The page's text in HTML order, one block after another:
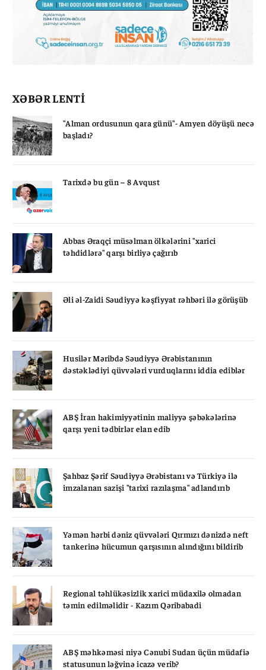
XƏBƏR LENTİ
"Alman ordusunun qara günü"- Amyen döyüşü necə
başladı?
Tarixdə bu gün – 8 Avqust
Abbas Əraqçi müsəlman ölkələrini "xarici
təhdidlərə" qarşı birliyə çağırıb
Əli əl-Zaidi Səudiyyə kəşfiyyat rəhbəri ilə görüşüb
Husilər Məribdə Səudiyyə Ərəbistanının
dəstəklədiyi qüvvələri vurduqlarını iddia ediblər
ABŞ İran hakimiyyətinin maliyyə şəbəkələrinə
qarşı yeni tədbirlər elan edib
Şahbaz Şərif Səudiyyə Ərəbistanı və Türkiyə ilə
imzalanan sazişi "tarixi razılaşma" adlandırıb
Yəmən hərbi dəniz qüvvələri Qırmızı dənizdə neft
tankerinə hücumun qarşısının alındığını bildirib
Regional təhlükəsizlik xarici müdaxilə olmadan
təmin edilməlidir - Kazım Qəribabadi
ABŞ məhkəməsi niyə Cənubi Sudan üçün müdafiə
statusunun ləğvinə icazə verib?